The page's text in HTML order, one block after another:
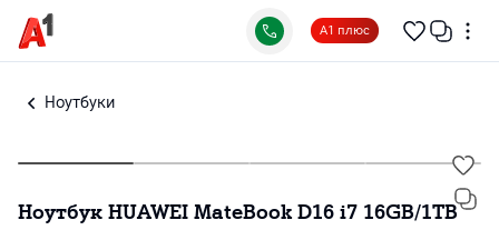
А1 плюс
Ноутбуки
Ноутбук HUAWEI MateBook D16 i7 16GB/1TB